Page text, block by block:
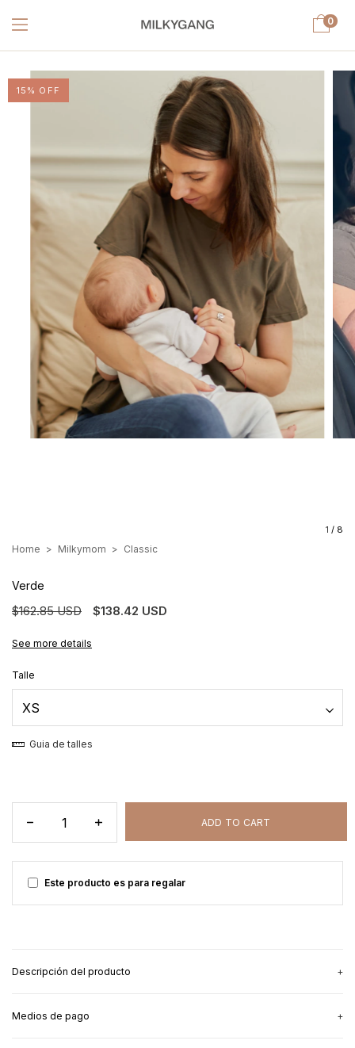
0
15 % OFF
1 / 8
Home > Milkymom > Classic
Verde
$162.85 USD $138.42 USD
See more details
Talle
Guia de talles
Este producto es para regalar
Descripción del producto
Medios de pago